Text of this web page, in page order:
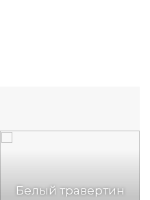
Белый травертин